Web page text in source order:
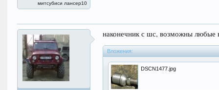
митсубиси лансер10
наконечник с шс, возможны любые
Вложения:
DSCN1477.jpg